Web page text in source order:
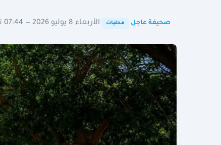
صحيفة عاجل محليات الأربعاء 8 يوليو 2026 — 07:44 توقيت الرياض